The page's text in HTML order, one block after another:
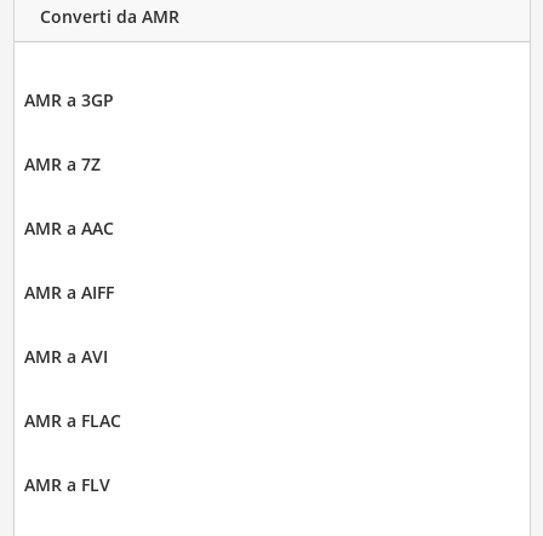
Converti da AMR
AMR a 3GP
AMR a 7Z
AMR a AAC
AMR a AIFF
AMR a AVI
AMR a FLAC
AMR a FLV